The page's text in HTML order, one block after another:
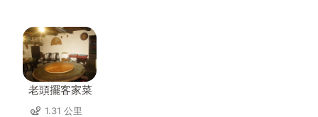
老頭擺客家菜
1.31 公里